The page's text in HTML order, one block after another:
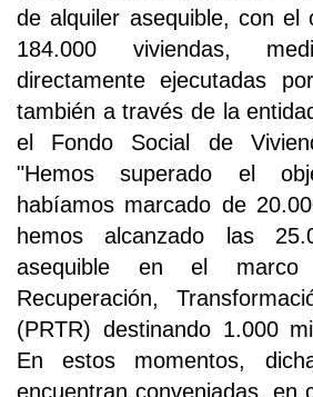
de alquiler asequible, con el
184.000 viviendas,
directamente ejecutadas
también a través de la
el Fondo Social de
"Hemos superado el
habíamos marcado de
hemos alcanzado las
asequible en el
Recuperación,
(PRTR) destinando 1.000
En estos momentos,
encuentran conveniadas, en